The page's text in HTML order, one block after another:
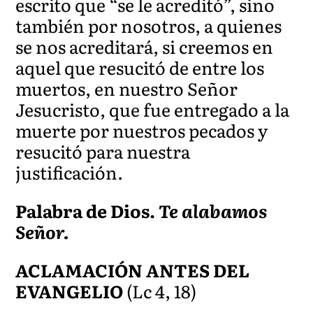
también por nosotros, a quienes
se nos acreditará, si creemos en
aquel que resucitó de entre los
muertos, en nuestro Señor
Jesucristo, que fue entregado a la
muerte por nuestros pecados y
resucitó para nuestra
justificación.
Palabra de Dios.Te alabamos
Señor.
ACLAMACIÓN ANTES DEL
EVANGELIO(Lc 4, 18)